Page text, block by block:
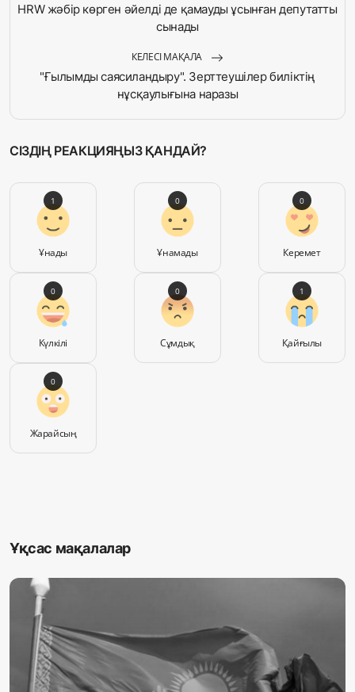
HRW жәбір көрген әйелді де қамауды ұсынған депутатты
сынады
КЕЛЕСІ МАҚАЛА
"Ғылымды саясиландыру". Зерттеушілер биліктің
нұсқаулығына наразы
СІЗДІҢ РЕАКЦИЯҢЫЗ ҚАНДАЙ?
Ұнады
1
Ұнамады
0
Керемет
0
Күлкілі
0
Сұмдық
0
Қайғылы
1
Жарайсың
0
Ұқсас мақалалар